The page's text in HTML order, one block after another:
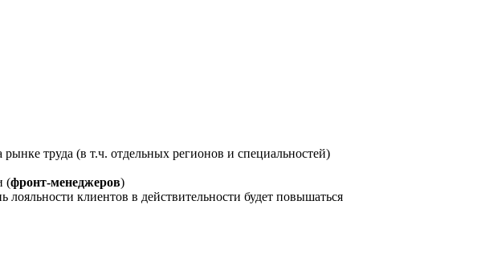
рынке труда (в т.ч. отдельных регионов и специальностей)
(фронт-менеджеров)
лояльности клиентов в действительности будет повышаться